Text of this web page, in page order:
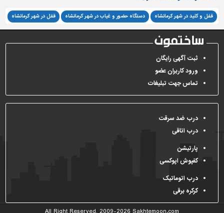
قفل و کلید در شهر کرمانشاه دستگاه حضور و غیاب در شهر کرمانشاه قفل در شهر کرمانشاه
ثبت آگهی رایگان
ورود کاربران عضو
تماس جهت تبلیغات
درب ضد سرقت
درب اتاقی
پارتیشن
کفپوش اپوکسی
درب اتوماتیک
کرکره برقی